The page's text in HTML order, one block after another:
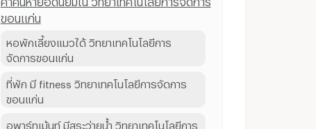
ขอนแก่น
หอพักเลี้ยงแมวได้ วิทยาเทคโนโลยีการ
จัดการขอนแก่น
ที่พัก มี fitness วิทยาเทคโนโลยีการจัดการ
ขอนแก่น
อพาร์ทเม้นท์ มีสระว่ายน้ำ วิทยาเทคโนโลยีการ